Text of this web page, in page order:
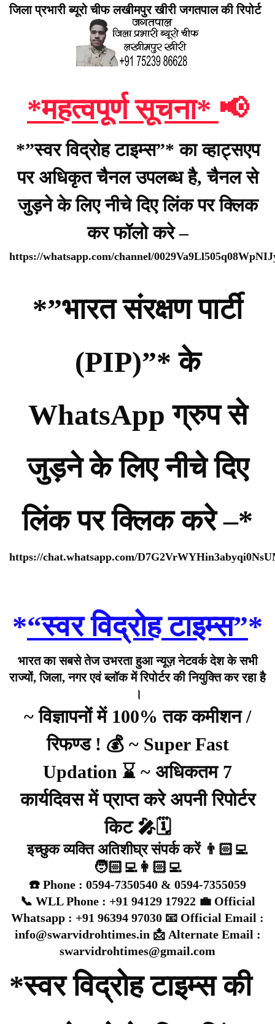
जिला प्रभारी ब्यूरो चीफ लखीमपुर खीरी जगतपाल की रिपोर्ट
*महत्वपूर्ण सूचना* 📢
*”स्वर विद्रोह टाइम्स”* का व्हाट्सएप
पर अधिकृत चैनल उपलब्ध है, चैनल से
जुड़ने के लिए नीचे दिए लिंक पर क्लिक
कर फॉलो करे –
https://whatsapp.com/channel/
*”भारत संरक्षण पार्टी
(PIP)”* के
WhatsApp ग्रुप से
जुड़ने के लिए नीचे दिए
लिंक पर क्लिक करे –*
https://chat.whatsapp.com/
*“स्वर विद्रोह टाइम्स”*
भारत का सबसे तेज उभरता हुआ न्यूज़ नेटवर्क देश के सभी
राज्यों, जिला, नगर एवं ब्लॉक में रिपोर्टर की नियुक्ति कर रहा है
।
~ विज्ञापनों में 100% तक कमीशन /
रिफण्ड ! 💰 ~ Super Fast
Updation ⌛ ~ अधिकतम 7
कार्यदिवस में प्राप्त करे अपनी रिपोर्टर
किट 🎤🗓️
इच्छुक व्यक्ति अतिशीघ्र संपर्क करें 👨🏻‍💻
🧑🏻‍💻👩🏻‍💻
☎️ Phone : 0594-7350540 & 0594-7355059
📞 WLL Phone : +91 94129 17922 💼 Official
Whatsapp : +91 96394 97030 📧 Official Email :
info@swarvidrohtimes.in 📩 Alternate Email :
swarvidrohtimes@gmail.com
*स्वर विद्रोह टाइम्स की